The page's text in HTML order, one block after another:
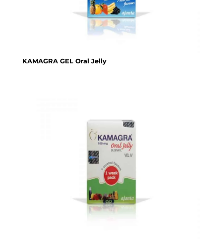
KAMAGRA GEL Oral Jelly